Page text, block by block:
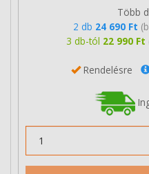
Több
2 db 24 690 Ft
3 db-tól 22 990 Ft
Rendelésre